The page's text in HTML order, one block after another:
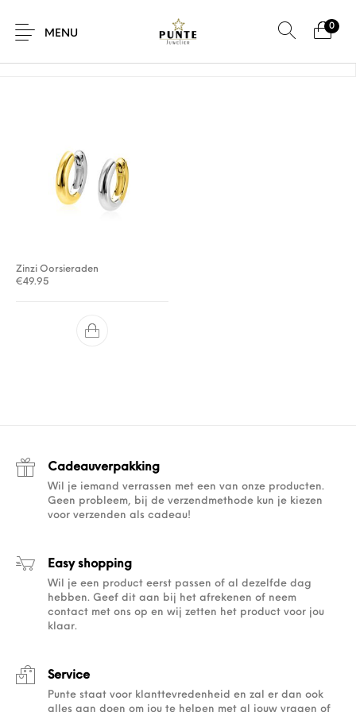
MENU
0
Home / Product Maat 15 x 2,7 x 3 mm
Zinzi Oorsieraden
€49.95
Cadeauverpakking
Wil je iemand verrassen met een van onze producten.
Geen probleem, bij de verzendmethode kun je kiezen
voor verzenden als cadeau!
Easy shopping
Wil je een product eerst passen of al dezelfde dag
hebben. Geef dit aan bij het afrekenen of neem
contact met ons op en wij zetten het product voor jou
klaar.
Service
Punte staat voor klanttevredenheid en zal er dan ook
alles aan doen om jou te helpen met al jouw vragen of